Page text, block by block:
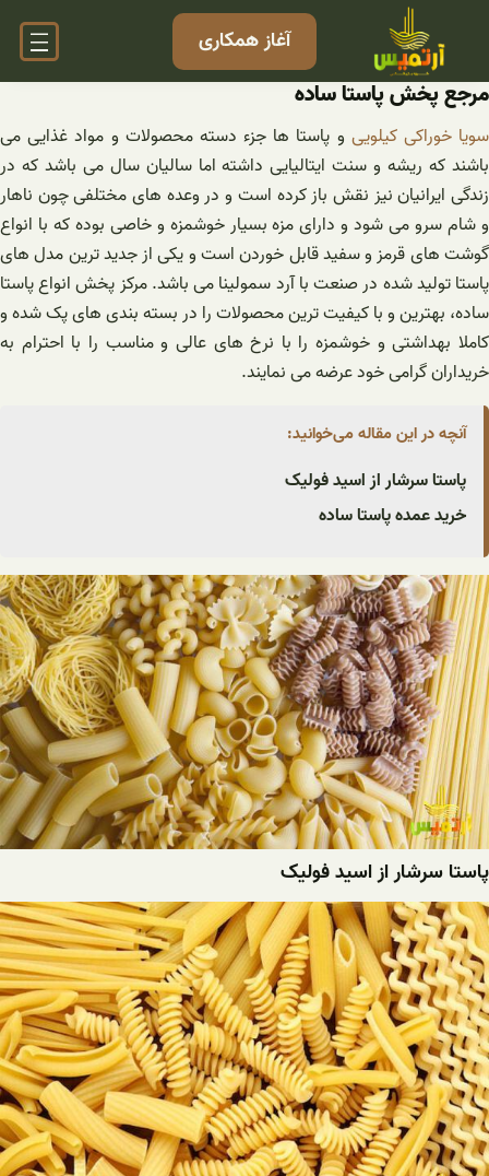
آغاز همکاری
مرجع پخش پاستا ساده
سویا خوراکی کیلویی و پاستا ها جزء دسته محصولات و مواد غذایی می
باشند که ریشه و سنت ایتالیایی داشته اما سالیان سال می باشد که در
زندگی ایرانیان نیز نقش باز کرده است و در وعده های مختلفی چون ناهار
و شام سرو می شود و دارای مزه بسیار خوشمزه و خاصی بوده که با انواع
گوشت های قرمز و سفید قابل خوردن است و یکی از جدید ترین مدل های
پاستا تولید شده در صنعت با آرد سمولینا می باشد. مرکز پخش انواع پاستا
ساده، بهترین و با کیفیت ترین محصولات را در بسته بندی های پک شده و
کاملا بهداشتی و خوشمزه را با نرخ های عالی و مناسب را با احترام به
خریداران گرامی خود عرضه می نمایند.
آنچه در این مقاله می‌خوانید:
پاستا سرشار از اسید فولیک
خرید عمده پاستا ساده
پاستا سرشار از اسید فولیک